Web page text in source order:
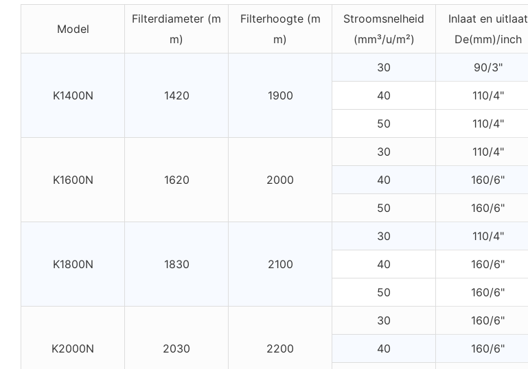
Model
Filterdiameter (m
m)
Filterhoogte (m
m)
Stroomsnelheid
(mm³/u/m²)
Inlaat en uitlaat
De(mm)/inch
K1400N 1420 1900
30 90/3"
40 110/4"
50 110/4"
K1600N 1620 2000
30 110/4"
40 160/6"
50 160/6"
K1800N 1830 2100
30 110/4"
40 160/6"
50 160/6"
K2000N 2030 2200
30 160/6"
40 160/6"